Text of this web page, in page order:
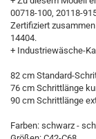
00718-100, 20118-
Zertifiziert
14404.
+ Industriewäsche-
82 cm Standard-
76 cm Schrittlänge
90 cm Schrittlänge
Farben: schwarz -